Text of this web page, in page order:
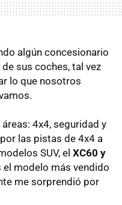
algún concesionario
sus coches, tal vez
lo que nosotros
4x4, seguridad y
las pistas de 4x4 a
SUV, el XC60 y
el modelo más vendido
me sorprendió por